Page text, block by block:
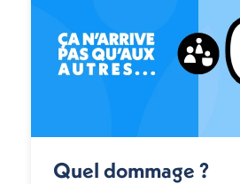
Quel dommage ?